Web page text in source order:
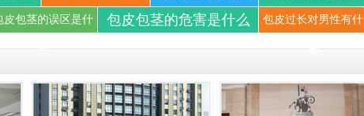
转可以导
皮包茎的误区是什 包皮包茎的危害是什么 包皮过长对男性有什